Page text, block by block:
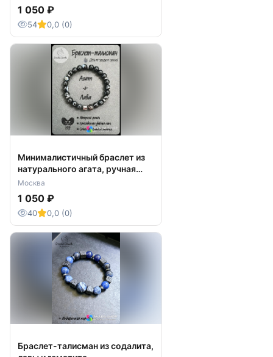
1 050 ₽
54 0,0 (0)
Минималистичный браслет из
натурального агата, ручная
работа
Москва
1 050 ₽
40 0,0 (0)
Браслет-талисман из содалита,